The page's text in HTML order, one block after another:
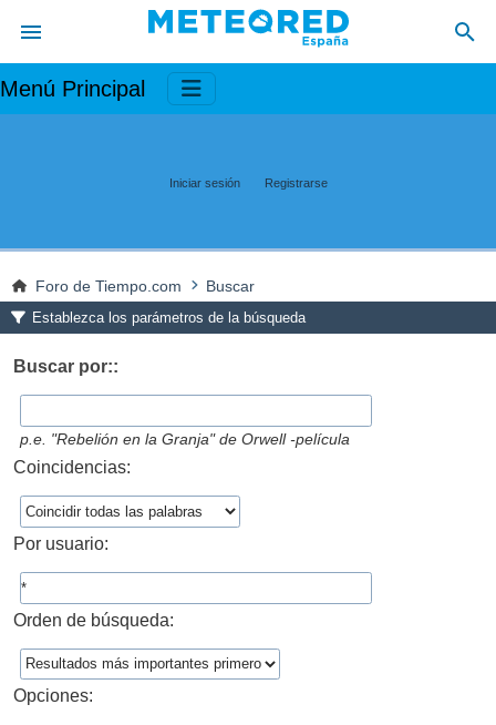
Menú Principal
Iniciar sesión Registrarse
Foro de Tiempo.com Buscar
Establezca los parámetros de la búsqueda
Buscar por::
p.e. "Rebelión en la Granja" de Orwell -película
Coincidencias:
Por usuario:
Orden de búsqueda:
Opciones: